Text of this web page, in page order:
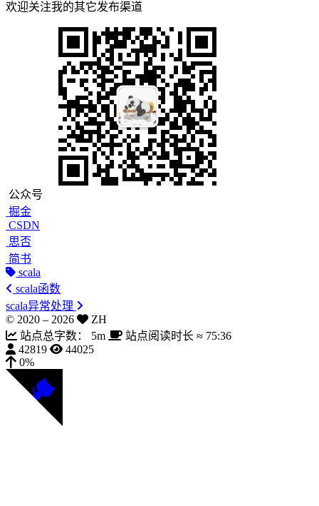
欢迎关注我的其它发布渠道
公众号
掘金
CSDN
思否
简书
scala
scala函数
scala异常处理
© 2020 – 2026
ZH
站点总字数：
5m 站点阅读时长 ≈ 75:36
42819
44025
0%